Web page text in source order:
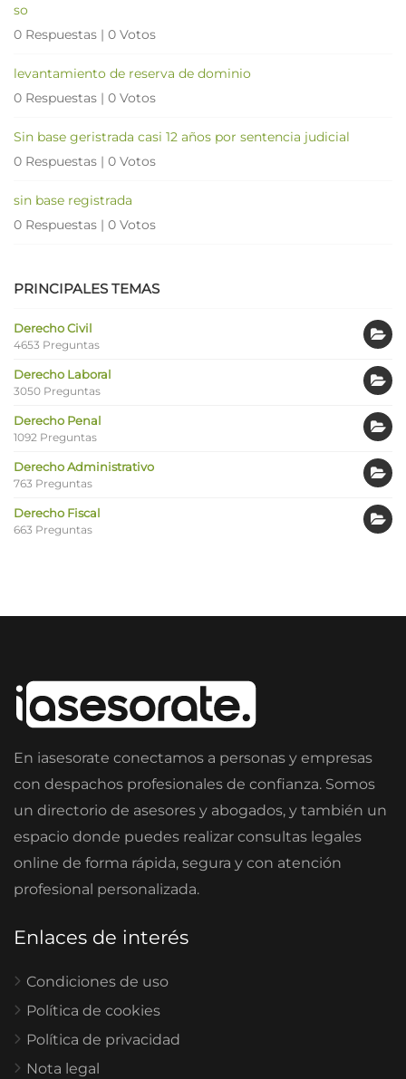
so
0 Respuestas | 0 Votos
levantamiento de reserva de dominio
0 Respuestas | 0 Votos
Sin base geristrada casi 12 años por sentencia judicial
0 Respuestas | 0 Votos
sin base registrada
0 Respuestas | 0 Votos
PRINCIPALES TEMAS
Derecho Civil
4653 Preguntas
Derecho Laboral
3050 Preguntas
Derecho Penal
1092 Preguntas
Derecho Administrativo
763 Preguntas
Derecho Fiscal
663 Preguntas
En iasesorate conectamos a personas y empresas
con despachos profesionales de confianza. Somos
un directorio de asesores y abogados, y también un
espacio donde puedes realizar consultas legales
online de forma rápida, segura y con atención
profesional personalizada.
Enlaces de interés
Condiciones de uso
Política de cookies
Política de privacidad
Nota legal